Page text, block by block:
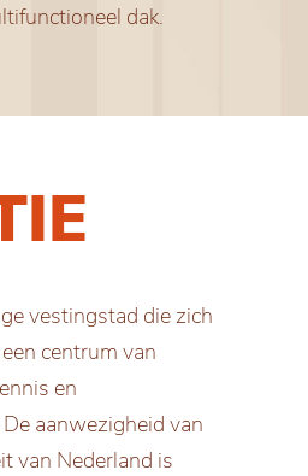
dak.
vestingstad die zich
centrum van
en
aanwezigheid van
van Nederland is